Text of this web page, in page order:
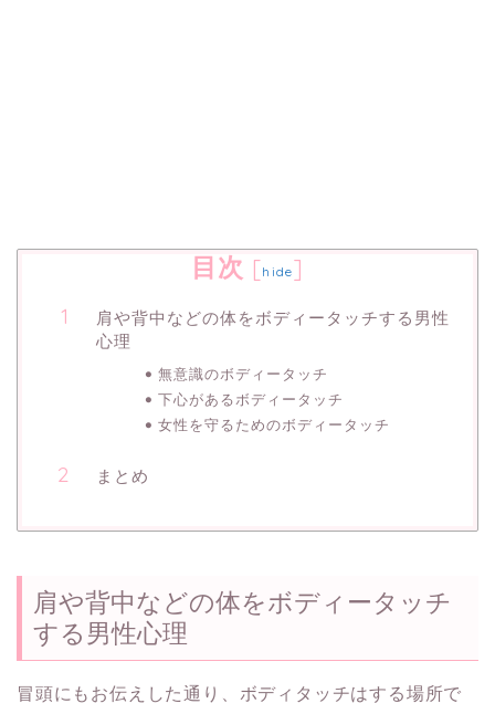
目次 [hide]
肩や背中などの体をボディータッチする男性
心理
無意識のボディータッチ
下心があるボディータッチ
女性を守るためのボディータッチ
まとめ
肩や背中などの体をボディータッチ
する男性心理
冒頭にもお伝えした通り、ボディタッチはする場所で